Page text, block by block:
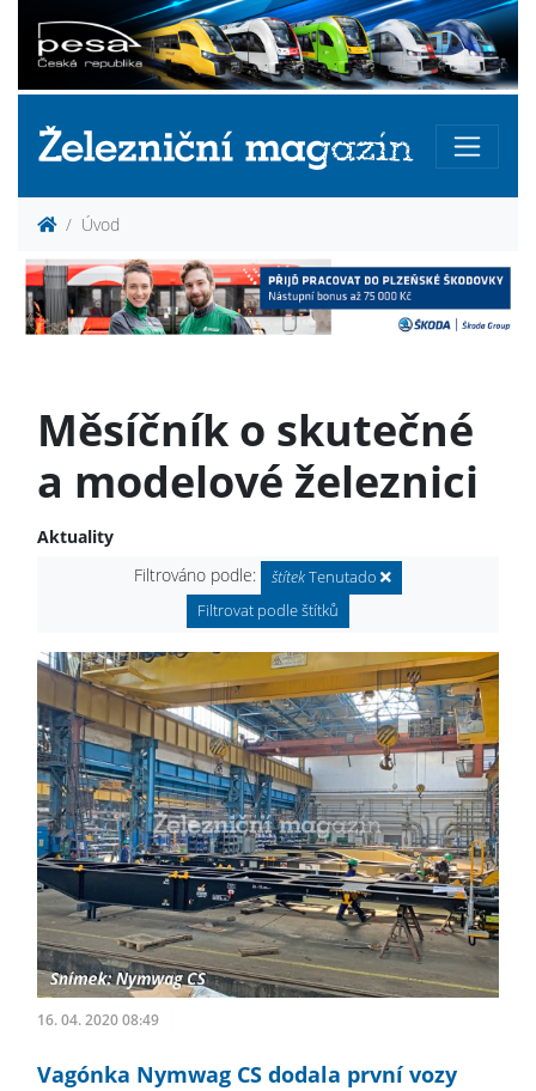
Úvod
Měsíčník o skutečné
a modelové železnici
Aktuality
Filtrováno podle:
štítekTenutado
Filtrovat podle štítků
16. 04. 2020 08:49
Vagónka Nymwag CS dodala první vozy